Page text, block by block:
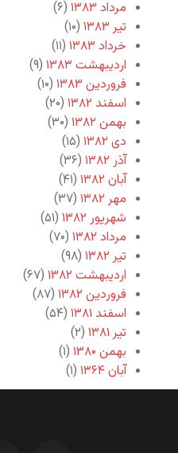
مرداد ۱۳۸۳
(۶)
تیر ۱۳۸۳
(۱۰)
خرداد ۱۳۸۳
(۱۱)
اردیبهشت ۱۳۸۳
(۹)
فروردین ۱۳۸۳
(۱۰)
اسفند ۱۳۸۲
(۲۰)
بهمن ۱۳۸۲
(۳۰)
دی ۱۳۸۲
(۱۵)
آذر ۱۳۸۲
(۳۶)
آبان ۱۳۸۲
(۴۱)
مهر ۱۳۸۲
(۳۷)
شهریور ۱۳۸۲
(۵۱)
مرداد ۱۳۸۲
(۷۰)
تیر ۱۳۸۲
(۹۸)
اردیبهشت ۱۳۸۲
(۶۷)
فروردین ۱۳۸۲
(۸۷)
اسفند ۱۳۸۱
(۵۴)
تیر ۱۳۸۱
(۲)
بهمن ۱۳۸۰
(۱)
آبان ۱۳۶۴
(۱)